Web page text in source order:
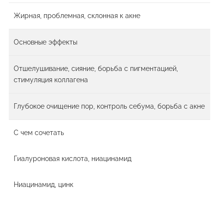
Жирная, проблемная, склонная к акне
Основные эффекты
Отшелушивание, сияние, борьба с пигментацией,
стимуляция коллагена
Глубокое очищение пор, контроль себума, борьба с акне
С чем сочетать
Гиалуроновая кислота, ниацинамид
Ниацинамид, цинк